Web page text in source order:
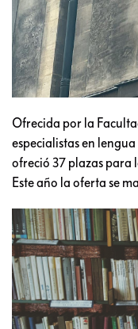
Ofrecida por la
especialistas en
ofreció 37 plazas para
Este año la oferta se